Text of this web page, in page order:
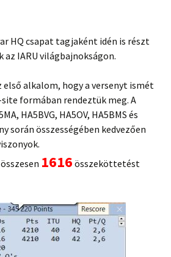
HQ csapat tagjaként idén is részt
az IARU világbajnokságon.
első alkalom, hogy a versenyt ismét
formában rendeztük meg. A
HA5BVG, HA5OV, HA5BMS és
során összességében kedvezően
1616 összeköttetést